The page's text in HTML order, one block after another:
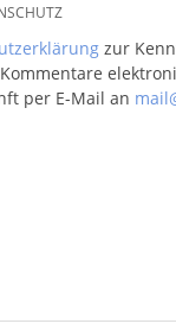
zur
per E-Mail an